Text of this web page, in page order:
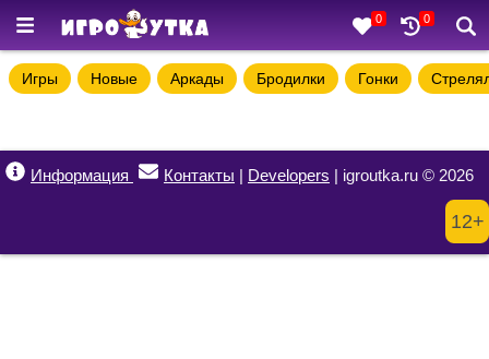
0 0
Игры Новые Аркады Бродилки Гонки
Информация Контакты | Developers | igroutka.ru © 2026
12+